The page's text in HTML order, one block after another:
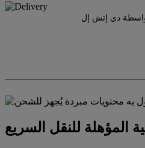
دي إتش إل
المؤهلة للنقل السريع